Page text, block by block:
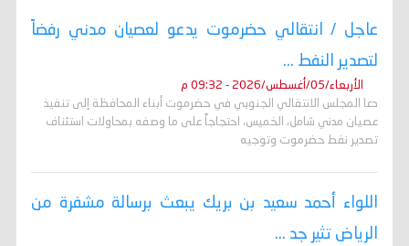
عاجل / انتقالي حضرموت يدعو لعصيان مدني رفضاً
لتصدير النفط ...
الأربعاء/05/أغسطس/2026 - 09:32 م
دعا المجلس الانتقالي الجنوبي في حضرموت أبناء المحافظة إلى تنفيذ
عصيان مدني شامل، الخميس، احتجاجاً على ما وصفه بمحاولات استئناف
تصدير نفط حضرموت وتوجيه
اللواء أحمد سعيد بن بريك يبعث برسالة مشفرة من
الرياض تثير جد ...